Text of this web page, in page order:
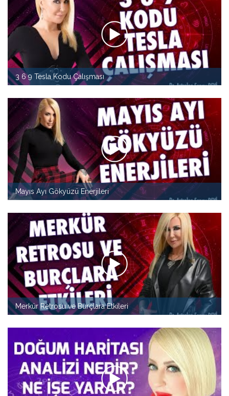
3 6 9 Tesla Kodu Çalışması
Mayıs Ayı Gökyüzü Enerjileri
Merkür Retrosu ve Burçlara Etkileri